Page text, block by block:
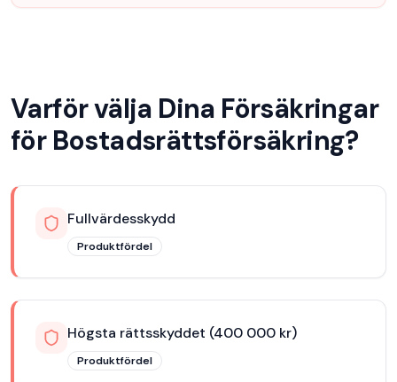
Varför välja Dina Försäkringar
för Bostadsrättsförsäkring?
Fullvärdesskydd
Produktfördel
Högsta rättsskyddet (400 000 kr)
Produktfördel